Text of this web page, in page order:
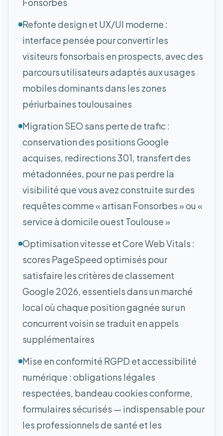
Fonsorbes
Refonte design et UX/UI moderne :
interface pensée pour convertir les
visiteurs fonsorbais en prospects, avec des
parcours utilisateurs adaptés aux usages
mobiles dominants dans les zones
périurbaines toulousaines
Migration SEO sans perte de trafic :
conservation des positions Google
acquises, redirections 301, transfert des
métadonnées, pour ne pas perdre la
visibilité que vous avez construite sur des
requêtes comme « artisan Fonsorbes » ou «
service à domicile ouest Toulouse »
Optimisation vitesse et Core Web Vitals :
scores PageSpeed optimisés pour
satisfaire les critères de classement
Google 2026, essentiels dans un marché
local où chaque position gagnée sur un
concurrent voisin se traduit en appels
supplémentaires
Mise en conformité RGPD et accessibilité
numérique : obligations légales
respectées, bandeau cookies conforme,
formulaires sécurisés — indispensable pour
les professionnels de santé et les